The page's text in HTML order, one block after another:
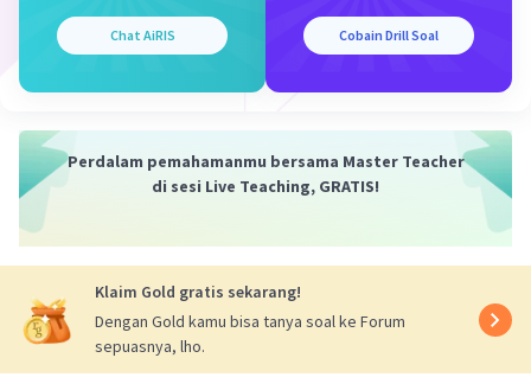
Chat AiRIS Cobain Drill Soal
Perdalam pemahamanmu bersama Master Teacher
di sesi Live Teaching, GRATIS!
Klaim Gold gratis sekarang!
Dengan Gold kamu bisa tanya soal ke Forum
sepuasnya, lho.